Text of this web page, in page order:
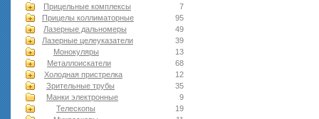
7
Прицельные комплексы
95
Прицелы коллиматорные
49
Лазерные дальномеры
39
Лазерные целеуказатели
13
Монокуляры
68
Металлоискатели
12
Холодная пристрелка
35
Зрительные трубы
9
Манки электронные
19
Телескопы